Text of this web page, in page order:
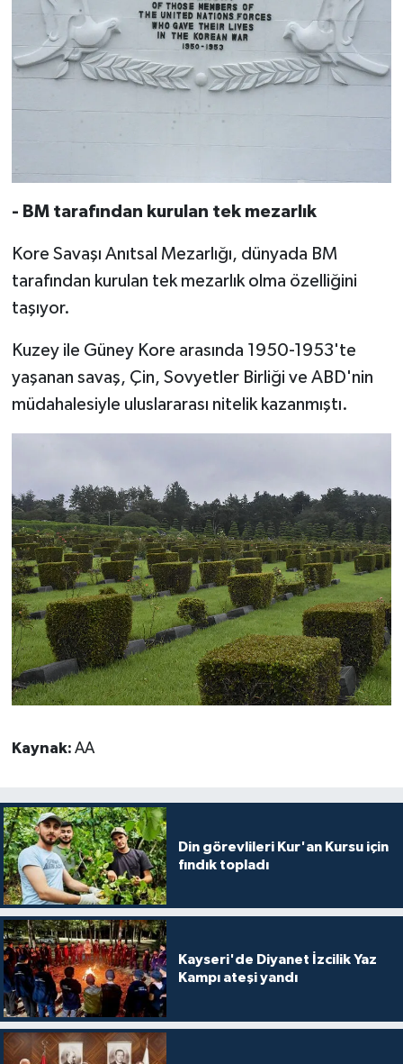
- BM tarafından kurulan tek mezarlık
Kore Savaşı Anıtsal Mezarlığı, dünyada BM
tarafından kurulan tek mezarlık olma özelliğini
taşıyor.
Kuzey ile Güney Kore arasında 1950-1953'te
yaşanan savaş, Çin, Sovyetler Birliği ve ABD'nin
müdahalesiyle uluslararası nitelik kazanmıştı.
Kaynak: AA
Din görevlileri Kur'an Kursu için
fındık topladı
Kayseri'de Diyanet İzcilik Yaz
Kampı ateşi yandı